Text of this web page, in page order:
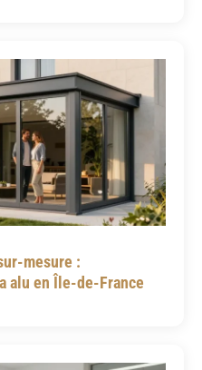
mesure :
alu en Île-de-France